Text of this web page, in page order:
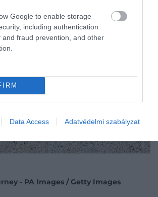
Google to enable storage
including authentication
and fraud prevention, and other
Data Access Adatvédelmi szabályzat
- PA Images / Getty Images